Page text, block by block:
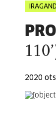
2020